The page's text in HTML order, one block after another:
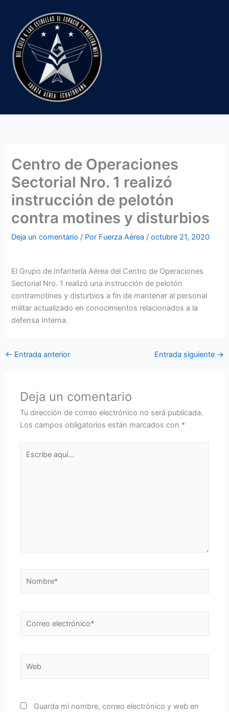
contenido
Centro de Operaciones
Sectorial Nro. 1 realizó
instrucción de pelotón
contra motines y disturbios
Deja un comentario / Por Fuerza Aérea/octubre 21, 2020
El Grupo de Infantería Aérea del Centro de Operaciones
Sectorial Nro. 1 realizó una instrucción de pelotón
contramotines y disturbios a fin de mantener al personal
militar actualizado en conocimientos relacionados a la
defensa Interna.
← Entrada anterior Entrada siguiente →
Deja un comentario
Tu dirección de correo electrónico no será publicada.
Los campos obligatorios están marcados con *
aquí...
Guarda mi nombre, correo electrónico y web en